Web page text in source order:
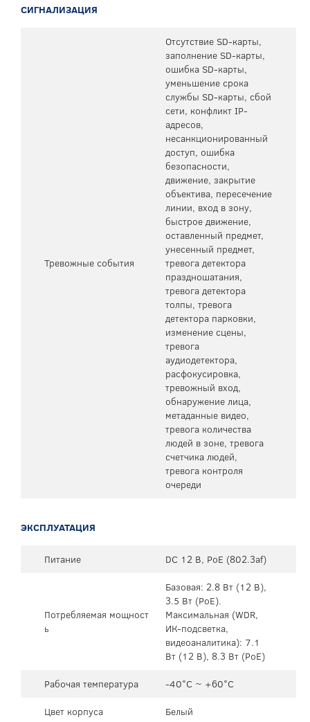
СИГНАЛИЗАЦИЯ
Тревожные события
Отсутствие SD-карты,
заполнение SD-карты,
ошибка SD-карты,
уменьшение срока
службы SD-карты, сбой
сети, конфликт IP-
адресов,
несанкционированный
доступ, ошибка
безопасности,
движение, закрытие
объектива, пересечение
линии, вход в зону,
быстрое движение,
оставленный предмет,
унесенный предмет,
тревога детектора
праздношатания,
тревога детектора
толпы, тревога
детектора парковки,
изменение сцены,
тревога
аудиодетектора,
расфокусировка,
тревожный вход,
обнаружение лица,
метаданные видео,
тревога количества
людей в зоне, тревога
счетчика людей,
тревога контроля
очереди
ЭКСПЛУАТАЦИЯ
Питание DC 12 В, PoE (802.3af)
Потребляемая мощност
ь
Базовая: 2.8 Вт (12 В),
3.5 Вт (PoE).
Максимальная (WDR,
ИК-подсветка,
видеоаналитика): 7.1
Вт (12 В), 8.3 Вт (PoE)
Рабочая температура
-40°C ~ +60°C
Цвет корпуса
Белый